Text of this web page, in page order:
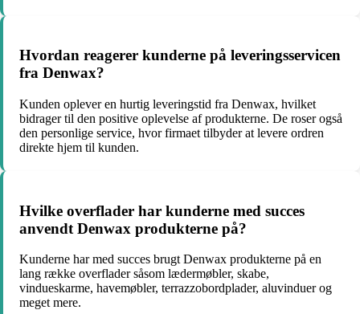
Hvordan reagerer kunderne på leveringsservicen
fra Denwax?
Kunden oplever en hurtig leveringstid fra Denwax, hvilket
bidrager til den positive oplevelse af produkterne. De roser også
den personlige service, hvor firmaet tilbyder at levere ordren
direkte hjem til kunden.
Hvilke overflader har kunderne med succes
anvendt Denwax produkterne på?
Kunderne har med succes brugt Denwax produkterne på en
lang række overflader såsom lædermøbler, skabe,
vindueskarme, havemøbler, terrazzobordplader, aluvinduer og
meget mere.